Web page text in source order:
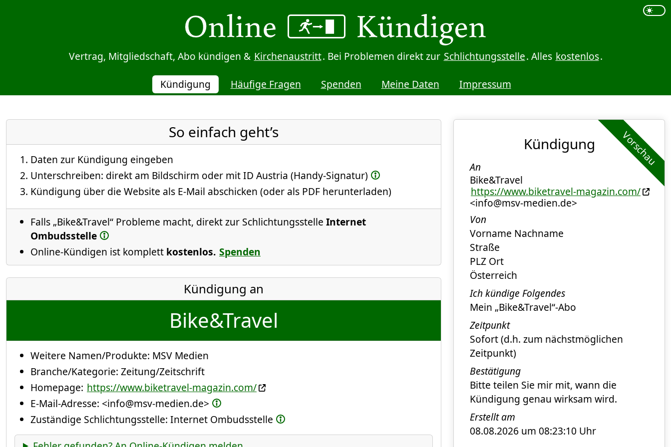
Vertrag, Mitgliedschaft, Abo kündigen & Kirchenaustritt. Bei Problemen direkt zur Schlichtungsstelle. Alles kostenlos.
Kündigung Häufige Fragen Spenden Meine Daten Impressum
So einfach geht’s
Daten zur Kündigung eingeben
Unterschreiben: direkt am Bildschirm oder mit ID Austria (Handy-Signatur)
Kündigung über die Website als E-Mail abschicken (oder als PDF herunterladen)
Falls „Bike&Travel“ Probleme macht, direkt zur Schlichtungsstelle Internet
Ombudsstelle
Online-Kündigen ist komplett kostenlos. Spenden
Kündigung an
Bike&Travel
Weitere Namen/Produkte: MSV Medien
Branche/Kategorie: Zeitung/Zeitschrift
Homepage: https://www.biketravel-magazin.com/
E-Mail-Adresse: <info@msv-medien.de>
Zuständige Schlichtungsstelle: Internet Ombudsstelle
Vorschau
Kündigung
An
Bike&Travel
https://www.biketravel-magazin.com/
<info@msv-medien.de>
Von
Vorname Nachname
Straße
PLZ Ort
Österreich
Ich kündige Folgendes
Mein „Bike&Travel“-Abo
Zeitpunkt
Sofort (d.h. zum nächstmöglichen
Zeitpunkt)
Bestätigung
Bitte teilen Sie mir mit, wann die
Kündigung genau wirksam wird.
Erstellt am
08.08.2026 um 08:23:10 Uhr